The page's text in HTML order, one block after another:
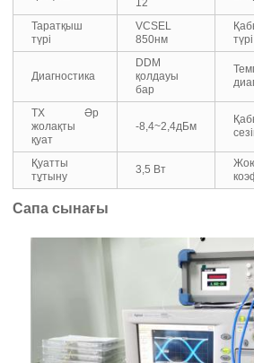
12
Таратқыш
түрі
VCSEL
850нм
түрі
Диагностика
DDM
қолдауы
бар
TX Әр
жолақты
қуат
-8,4~2,4дБм
Қуатты
тұтыну
3,5 Вт
Сапа сынағы